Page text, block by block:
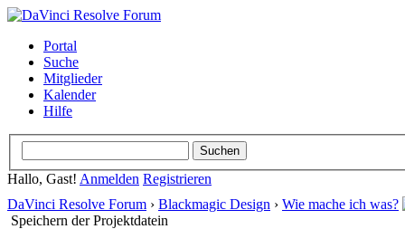
Portal
Suche
Mitglieder
Kalender
Hilfe
Hallo, Gast! Anmelden Registrieren
DaVinci Resolve Forum › Blackmagic Design › Wie mache ich was?
Speichern der Projektdatein